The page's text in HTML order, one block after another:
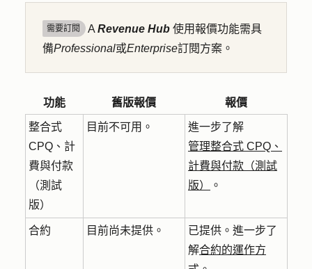
需要訂閱 A Revenue Hub 使用報價功能需具
備Professional或Enterprise訂閱方案。
功能 舊版報價 報價
整合式
CPQ、計
費與付款
（測試
版）
目前不可用。
進一步了解
管理整合式 CPQ、
計費與付款（測試
版）
。
合約 目前尚未提供。
已提供。進一步了
解合約的運作方